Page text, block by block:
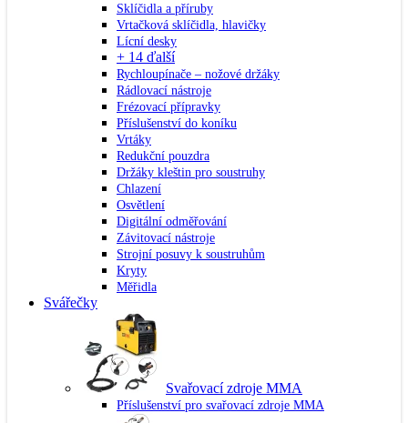
Sklíčidla a příruby
Vrtačková sklíčidla, hlavičky
Lícní desky
+ 14 ďalší
Rychloupínače – nožové držáky
Rádlovací nástroje
Frézovací přípravky
Příslušenství do koníku
Vrtáky
Redukční pouzdra
Držáky kleštin pro soustruhy
Chlazení
Osvětlení
Digitální odměřování
Závitovací nástroje
Strojní posuvy k soustruhům
Kryty
Měřidla
Svářečky
Svařovací zdroje MMA
Příslušenství pro svařovací zdroje MMA